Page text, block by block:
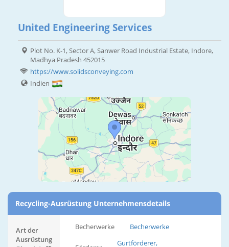
United Engineering Services
Plot No. K-1, Sector A, Sanwer Road Industrial Estate, Indore,
Madhya Pradesh 452015
https://www.solidsconveying.com
Indien
Recycling-Ausrüstung Unternehmensdetails
Art der
Ausrüstung
Becherwerke Becherwerke
Gurtförderer,